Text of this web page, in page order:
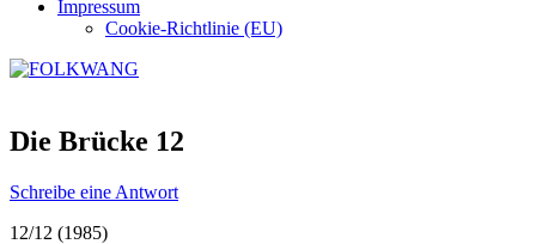
Impressum
Cookie-Richtlinie (EU)
Die Brücke 12
Schreibe eine Antwort
12/12 (1985)